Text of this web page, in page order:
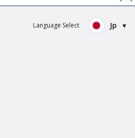
Language Select Jp